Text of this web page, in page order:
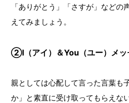
「ありがとう」「さすが」などの
えてみましょう。
②I（アイ）＆You（ユー）メッ
親としては心配して言った言葉も
か」と素直に受け取ってもらえな